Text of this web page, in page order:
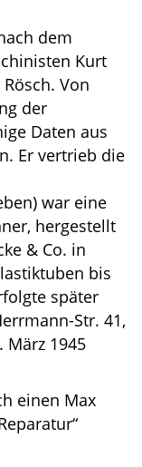
dem
Kurt
Von
der
Daten aus
Er vertrieb die
war eine
hergestellt
& Co. in
bis
später
Str. 41,
März 1945
einen Max